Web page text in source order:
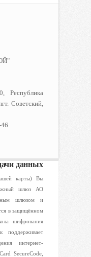
Республика
Советский,
данных
карты) Вы
шлюз АО
шлюзом и
в защищённом
шифрования
интернет-
SecureCode,